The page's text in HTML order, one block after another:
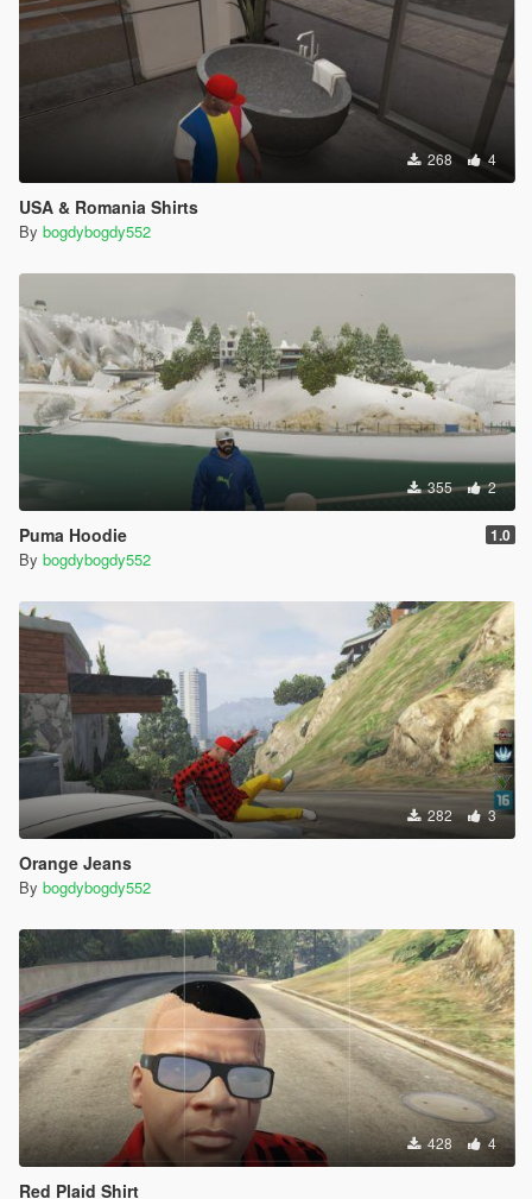
268 4
USA & Romania Shirts
By bogdybogdy552
355 2
Puma Hoodie 1.0
By bogdybogdy552
282 3
Orange Jeans
By bogdybogdy552
428 4
Red Plaid Shirt